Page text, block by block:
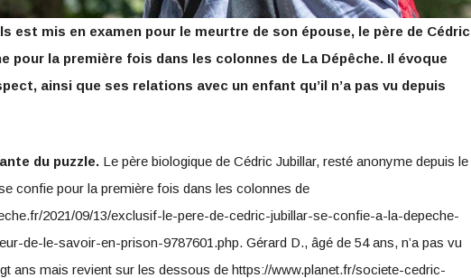
est mis en examen pour le meurtre de son épouse, le père de Cédric
pour la première fois dans les colonnes de La Dépêche. Il évoque
ainsi que ses relations avec un enfant qu’il n’a pas vu depuis
du puzzle. Le père biologique de Cédric Jubillar, resté anonyme depuis le
confie pour la première fois dans les colonnes de
2021/09/13/exclusif-le-pere-de-cedric-jubillar-se-confie-a-la-depeche-
de-le-savoir-en-prison-9787601.php. Gérard D., âgé de 54 ans, n’a pas vu
ans mais revient sur les dessous de https://www.planet.fr/societe-cedric-